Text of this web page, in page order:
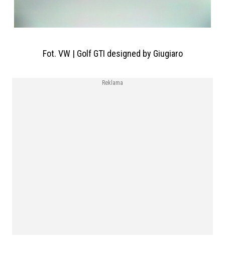
Fot. VW | Golf GTI designed by Giugiaro
Reklama